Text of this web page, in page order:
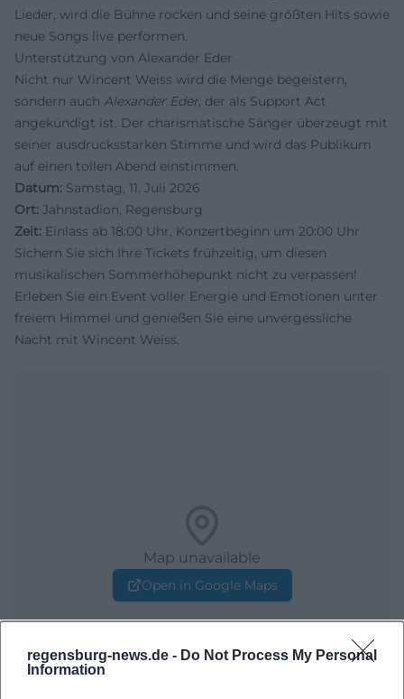
regensburg-news.de - Do Not Process My Personal
Information
Lieder, wird die Bühne rocken und seine größten Hits sowie
neue Songs live performen.
Unterstützung von Alexander Eder
Nicht nur Wincent Weiss wird die Menge begeistern,
sondern auch Alexander Eder, der als Support Act
angekündigt ist. Der charismatische Sänger überzeugt mit
seiner ausdrucksstarken Stimme und wird das Publikum
auf einen tollen Abend einstimmen.
Datum: Samstag, 11. Juli 2026
Ort: Jahnstadion, Regensburg
Zeit: Einlass ab 18:00 Uhr, Konzertbeginn um 20:00 Uhr
Sichern Sie sich Ihre Tickets frühzeitig, um diesen
musikalischen Sommerhöhepunkt nicht zu verpassen!
Erleben Sie ein Event voller Energie und Emotionen unter
freiem Himmel und genießen Sie eine unvergessliche
Nacht mit Wincent Weiss.
Map unavailable
Open in Google Maps